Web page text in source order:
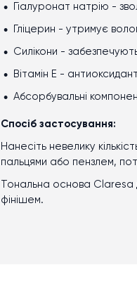
Гіалуронат натрію -
Гліцерин - утримує
Силікони -
Вітамін Е -
Абсорбувальні
Спосіб застосування:
Нанесіть невелику
пальцями або пензлем,
Тональна основа Claresa
фінішем.